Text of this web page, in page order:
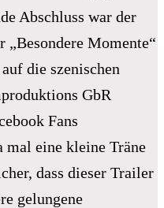
Abschluss war der
„Besondere Momente“
die szenischen
GbR
Fans
mal eine kleine Träne
dass dieser Trailer
gelungene